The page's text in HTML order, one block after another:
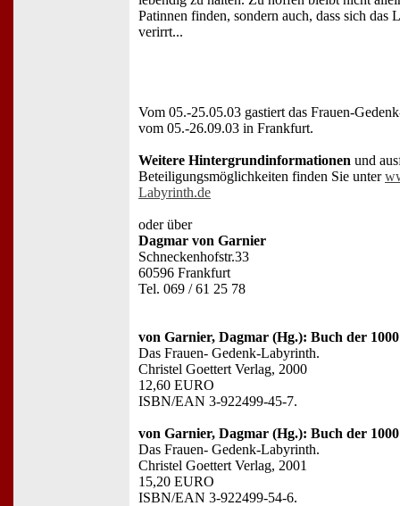
Patinnen finden, sondern auch, dass sich das
verirrt...
Vom 05.-25.05.03 gastiert das Frauen-
vom 05.-26.09.03 in Frankfurt.
Weitere Hintergrundinformationen und
Beteiligungsmöglichkeiten finden Sie unter
Labyrinth.de
oder über
Dagmar von Garnier
Schneckenhofstr.33
60596 Frankfurt
Tel. 069 / 61 25 78
von Garnier, Dagmar (Hg.): Buch der
Das Frauen- Gedenk-Labyrinth.
Christel Goettert Verlag, 2000
12,60 EURO
ISBN/EAN 3-922499-45-7.
von Garnier, Dagmar (Hg.): Buch der
Das Frauen- Gedenk-Labyrinth.
Christel Goettert Verlag, 2001
15,20 EURO
ISBN/EAN 3-922499-54-6.